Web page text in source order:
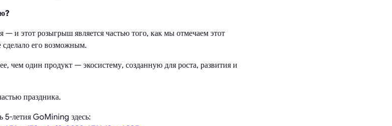
— и этот розыгрыш является частью того, как мы отмечаем этот
его возможным.
чем один продукт — экосистему, созданную для роста, развития и
праздника.
5-летия GoMining здесь: